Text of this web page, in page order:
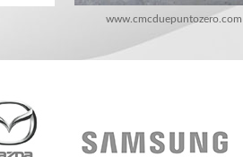
www.cmcduepuntozero.com